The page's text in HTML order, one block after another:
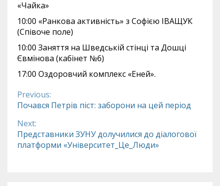
«Чайка»
10:00 «Ранкова активність» з Софією ІВАЩУК
(Співоче поле)
10:00 Заняття на Шведській стінці та Дошці
Євмінова (кабінет №6)
17:00 Оздоровчий комплекс «Еней».
Continue
Reading
Previous:
Почався Петрів піст: заборони на цей період
Next:
Представники ЗУНУ долучилися до діалогової
платформи «Університет_Це_Люди»